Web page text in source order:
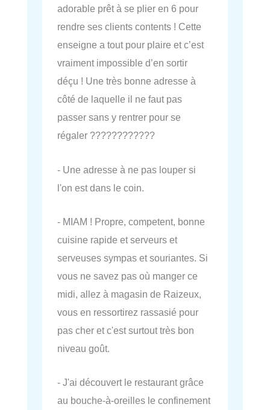
adorable prêt à se plier en 6 pour
rendre ses clients contents ! Cette
enseigne a tout pour plaire et c’est
vraiment impossible d’en sortir
déçu ! Une très bonne adresse à
côté de laquelle il ne faut pas
passer sans y rentrer pour se
régaler ????????????
- Une adresse à ne pas louper si
l'on est dans le coin.
- MIAM ! Propre, competent, bonne
cuisine rapide et serveurs et
serveuses sympas et souriantes. Si
vous ne savez pas où manger ce
midi, allez à magasin de Raizeux,
vous en ressortirez rassasié pour
pas cher et c'est surtout très bon
niveau goût.
- J'ai découvert le restaurant grâce
au bouche-à-oreilles le confinement